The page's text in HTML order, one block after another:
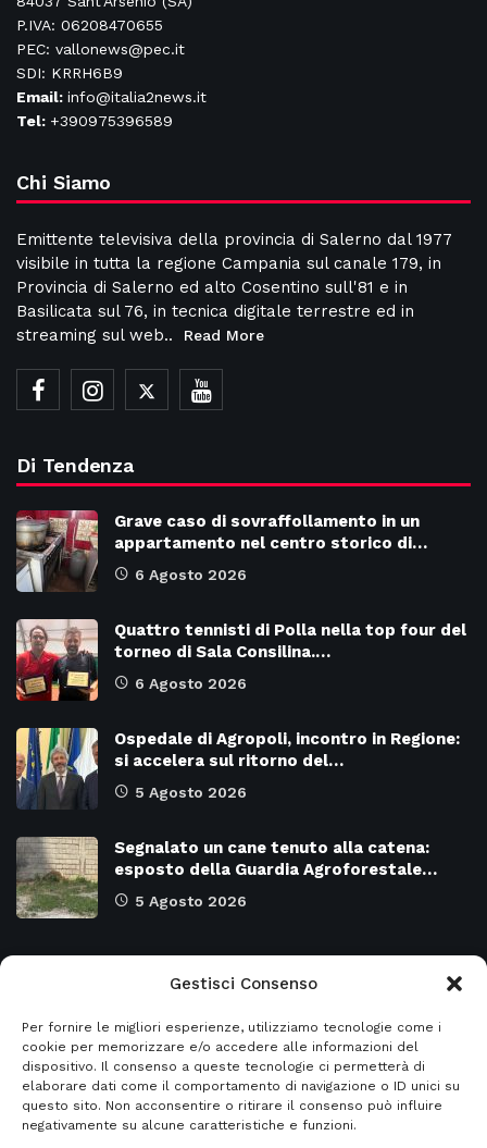
Gestisci Consenso
Per fornire le migliori esperienze, utilizziamo tecnologie come i
cookie per memorizzare e/o accedere alle informazioni del
dispositivo. Il consenso a queste tecnologie ci permetterà di
elaborare dati come il comportamento di navigazione o ID unici su
questo sito. Non acconsentire o ritirare il consenso può influire
negativamente su alcune caratteristiche e funzioni.
P.IVA: 06208470655
PEC: vallonews@pec.it
SDI: KRRH6B9
Email: info@italia2news.it
Tel: +390975396589
Chi Siamo
Emittente televisiva della provincia di Salerno dal 1977
visibile in tutta la regione Campania sul canale 179, in
Provincia di Salerno ed alto Cosentino sull'81 e in
Basilicata sul 76, in tecnica digitale terrestre ed in
streaming sul web..
Read More
Di Tendenza
Grave caso di sovraffollamento in un
appartamento nel centro storico di…
6 Agosto 2026
Quattro tennisti di Polla nella top four del
torneo di Sala Consilina.…
6 Agosto 2026
Ospedale di Agropoli, incontro in Regione:
si accelera sul ritorno del…
5 Agosto 2026
Segnalato un cane tenuto alla catena:
esposto della Guardia Agroforestale…
5 Agosto 2026
Attualità 8964
Cronaca 6468
Primo piano 5950
SALERNO e Provincia 4124
Regione CAMPANIA 2130
Regione BASILICATA